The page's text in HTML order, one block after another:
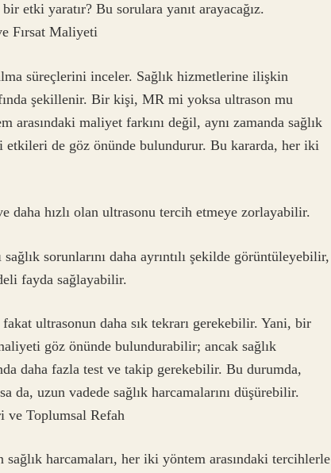
etki yaratır? Bu sorulara yanıt arayacağız.
Fırsat Maliyeti
süreçlerini inceler. Sağlık hizmetlerine ilişkin
şekillenir. Bir kişi, MR mi yoksa ultrason mu
arasındaki maliyet farkını değil, aynı zamanda sağlık
de göz önünde bulundurur. Bu kararda, her iki
daha hızlı olan ultrasonu tercih etmeye zorlayabilir.
sorunlarını daha ayrıntılı şekilde görüntüleyebilir,
fayda sağlayabilir.
ultrasonun daha sık tekrarı gerekebilir. Yani, bir
göz önünde bulundurabilir; ancak sağlık
daha fazla test ve takip gerekebilir. Bu durumda,
da, uzun vadede sağlık harcamalarını düşürebilir.
ve Toplumsal Refah
sağlık harcamaları, her iki yöntem arasındaki tercihlerle